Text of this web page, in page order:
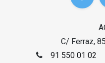
C/ Ferraz,
91 550 01 02